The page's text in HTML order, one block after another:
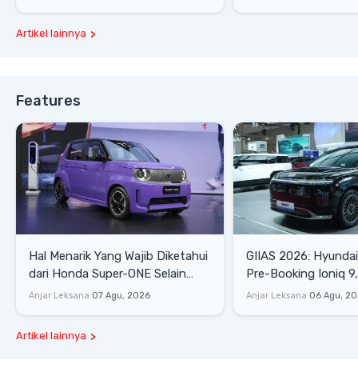
Artikel lainnya
Features
Hal Menarik Yang Wajib Diketahui
dari Honda Super-ONE Selain
Harga
Anjar Leksana 07 Agu, 2026
GIIAS 2026:
Pre-Booking Ioniq
Rp1,49 Miliar
Anjar Leksana 06 Agu,
Artikel lainnya